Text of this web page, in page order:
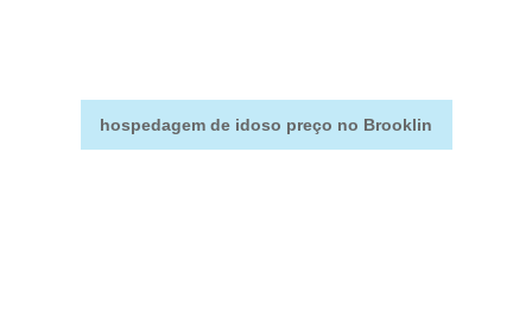
hospedagem de idoso preço no Brooklin